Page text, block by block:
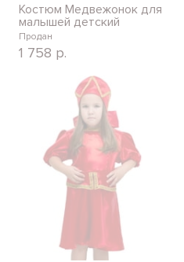
Костюм Медвежонок для
малышей детский
Продан
1 758 р.